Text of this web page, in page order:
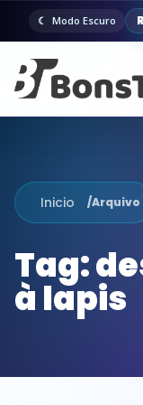
Modo Escuro
Inicio /Arquivo
Tag:
à lapis